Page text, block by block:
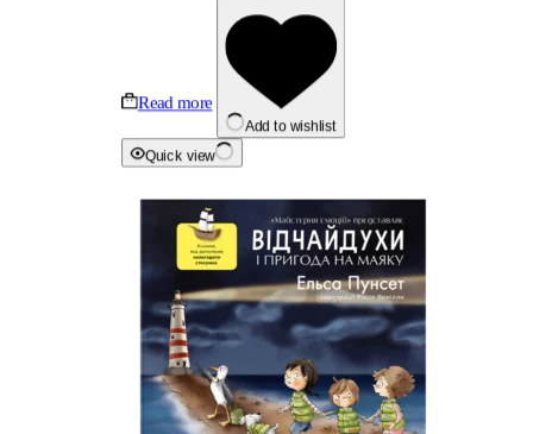
Read more
Add to wishlist
Quick view